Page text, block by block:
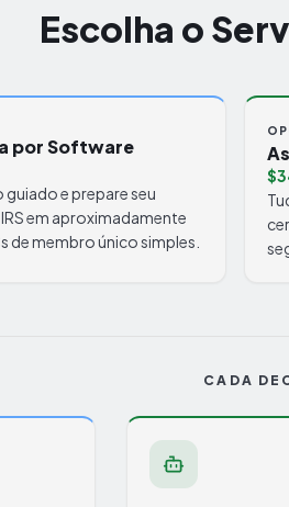
Escolha o
por Software
e prepare seu
em aproximadamente
de membro único simples.
CADA